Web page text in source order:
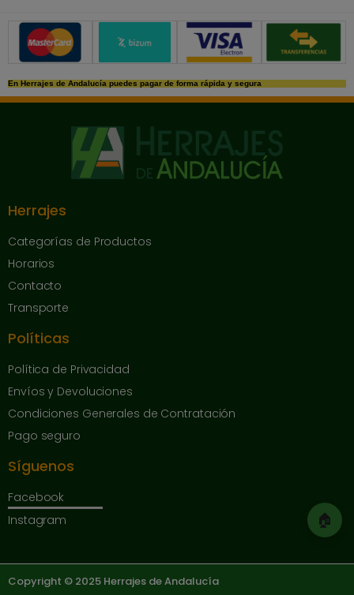
🏠
Métodos de pago seguros
En Herrajes de Andalucía puedes pagar de forma rápida y segura
Herrajes
Categorías de Productos
Horarios
Contacto
Transporte
Políticas
Política de Privacidad
Envíos y Devoluciones
Condiciones Generales de Contratación
Pago seguro
Síguenos
Facebook
Instagram
Copyright © 2025 Herrajes de Andalucía